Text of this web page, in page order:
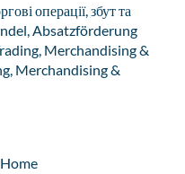
операції, збут та
Absatzförderung
Merchandising &
Merchandising &